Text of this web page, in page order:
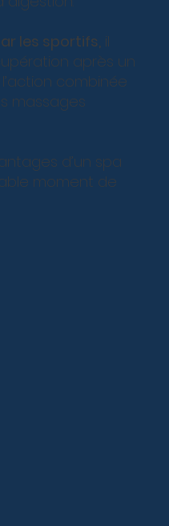
les sportifs, il
après un
combinée
massages
d’un spa
moment de